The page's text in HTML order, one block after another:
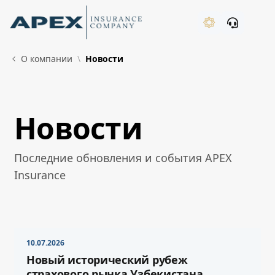
Skip to Main Content
О компании Новости
Новости
Последние обновления и события APEX
Insurance
10.07.2026
Новый исторический рубеж
New
What's New